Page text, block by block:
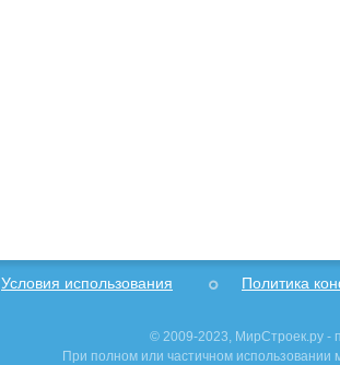
Условия использования Политика
© 2009-2023, МирСтроек.ру -
При полном или частичном использовании